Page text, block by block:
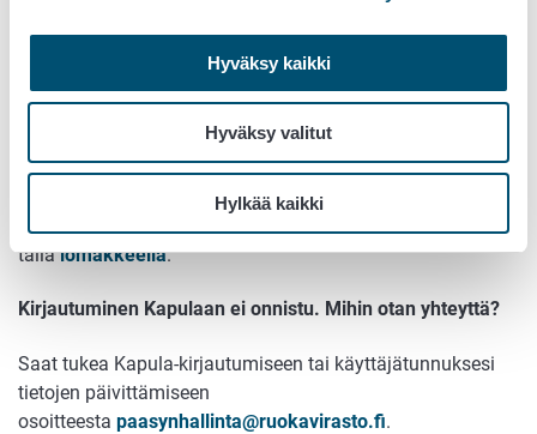
Hyväksy kaikki
Hyväksy valitut
Hylkää kaikki
joka tunnuksesi tietoihin on tallennettu.
Haluan päivittää käyttäjätunnukseni tietoja (nimi,
Nimesi päivittyy Kapulaan automaattisesti, kun olet tehnyt
ilmoituksen väestötietojärjestelmään. Sähköpostiosoitteen
tai työnantajan muutoksesta voit ilmoittaa
tällälomakkeella.
Kirjautuminen Kapulaan ei onnistu. Mihin otan yhteyttä?
Saat tukea Kapula-kirjautumiseen tai käyttäjätunnuksesi
tietojen päivittämiseen
osoitteesta paasynhallinta@ruokavirasto.fi.